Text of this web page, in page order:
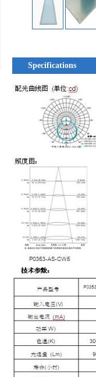
Specifications